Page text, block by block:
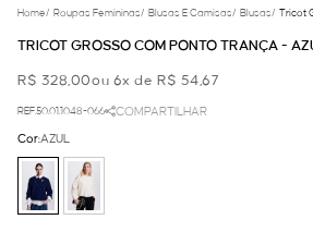
Home/ Roupas Femininas/ Blusas E Camisas/ Blusas/ Tricot
TRICOT GROSSO COM PONTO TRANÇA -
R$ 328,00ou 6x de R$ 54,67
REF.50.01.1048-066 COMPARTILHAR
Cor:AZUL